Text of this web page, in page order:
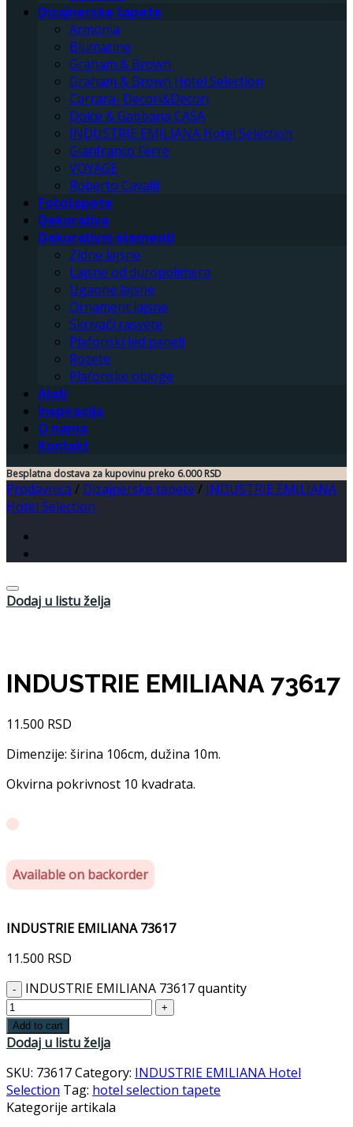
Dizajnerske tapete
Armonia
Blumarine
Graham & Brown
Graham & Brown Hotel Selection
Carrara- Decori&Decori
Dolce & Gabbana CASA
INDUSTRIE EMILIANA Hotel Selection
Gianfranco Ferre
VOYAGE
Roberto Cavalli
Fototapete
Dekorativa
Dekorativni elementi
Zidne lajsne
Lajsne od duropolimera
Ugaone lajsne
Ornament lajsne
Skrivači rasvete
Plafonski led paneli
Rozete
Plafonske obloge
Alati
Inspiracija
O nama
Kontakt
Besplatna dostava za kupovinu preko 6.000 RSD
Prodavnica / Dizajnerske tapete / INDUSTRIE EMILIANA
Hotel Selection
Dodaj u listu želja
INDUSTRIE EMILIANA 73617
11.500 RSD
Dimenzije: širina 106cm, dužina 10m.
Okvirna pokrivnost 10 kvadrata.
Available on backorder
INDUSTRIE EMILIANA 73617
11.500 RSD
INDUSTRIE EMILIANA 73617 quantity
Add to cart
Dodaj u listu želja
SKU: 73617Category: INDUSTRIE EMILIANA Hotel
Selection Tag: hotel selection tapete
Kategorije artikala